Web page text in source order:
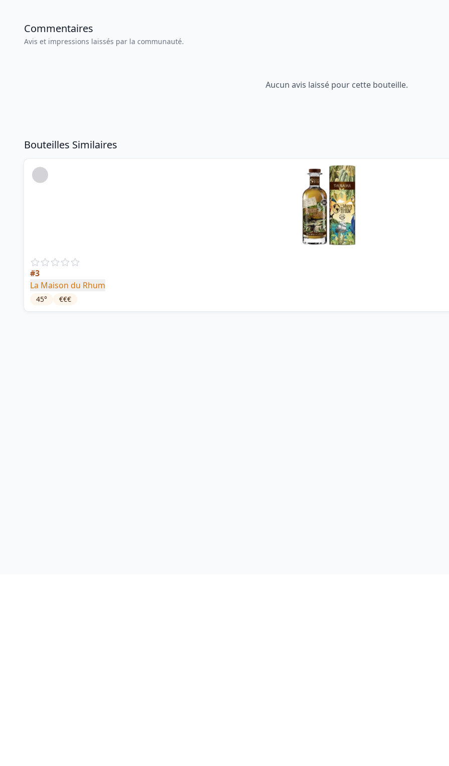
Commentaires
Avis et impressions laissés par la communauté.
Aucun avis laissé pour cette bouteille.
Bouteilles Similaires
#3
La Maison du Rhum
45° €€€